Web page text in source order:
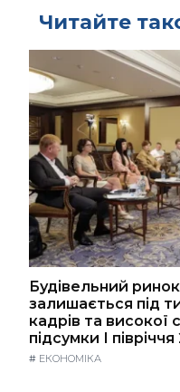
Читайте
Будівельний
залишається під
кадрів та високої
підсумки І
# ЕКОНОМІКА